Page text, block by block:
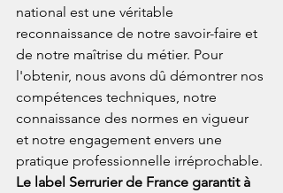
national est une véritable
reconnaissance de notre savoir-faire et
de notre maîtrise du métier. Pour
l'obtenir, nous avons dû démontrer nos
compétences techniques, notre
connaissance des normes en vigueur
et notre engagement envers une
pratique professionnelle irréprochable.
Le label Serrurier de France garantit à